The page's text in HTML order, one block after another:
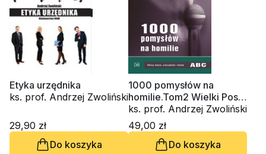
Etyka urzędnika
ks. prof. Andrzej Zwoliński
29,90 zł
Do koszyka
1000 pomysłów na
homilie.Tom2 Wielki Post,
Wielkanoc, Adwent, Boże
Narodzenie
ks. prof. Andrzej Zwoliński
49,00 zł
Do koszyka